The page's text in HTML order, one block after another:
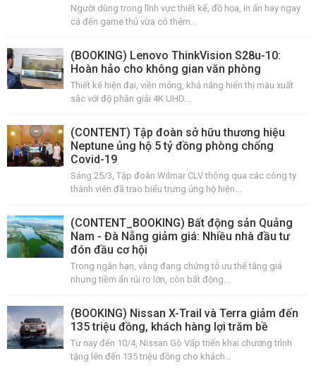
Người dùng trong lĩnh vực thiết kế, đồ họa, in ấn hay ngay
cả đến game thủ vừa có thêm...
(BOOKING) Lenovo ThinkVision S28u-10:
Hoàn hảo cho không gian văn phòng
Thiết kế hiện đại, viền mỏng, khả năng hiển thị màu xuất
sắc với độ phân giải 4K UHD...
(CONTENT) Tập đoàn sở hữu thương hiệu
Neptune ủng hộ 5 tỷ đồng phòng chống
Covid-19
Sáng 25/3, Tập đoàn Wilmar CLV thông qua các công ty
thành viên đã trao biểu trưng ủng hộ hiện...
(CONTENT_BOOKING) Bất động sản Quảng
Nam - Đà Nẵng giảm giá: Nhiều nhà đầu tư
đón đầu cơ hội
Trong ngắn hạn, vàng đang chứng tỏ ưu thế tăng giá
nhưng tiềm ẩn rủi ro lớn, còn bất động...
(BOOKING) Nissan X-Trail và Terra giảm đến
135 triệu đồng, khách hàng lợi trăm bề
Từ nay đến 10/4, Nissan Gò Vấp triển khai chương trình
tặng lên đến 135 triệu đồng cho khách...